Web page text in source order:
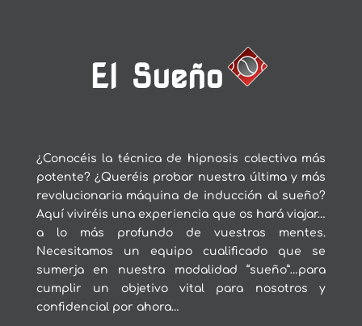
El Sueño
¿Conocéis la técnica de hipnosis colectiva más
potente? ¿Queréis probar nuestra última y más
revolucionaria máquina de inducción al sueño?
Aquí viviréis una experiencia que os hará viajar…
a lo más profundo de vuestras mentes.
Necesitamos un equipo cualificado que se
sumerja en nuestra modalidad “sueño”…para
cumplir un objetivo vital para nosotros y
confidencial por ahora…